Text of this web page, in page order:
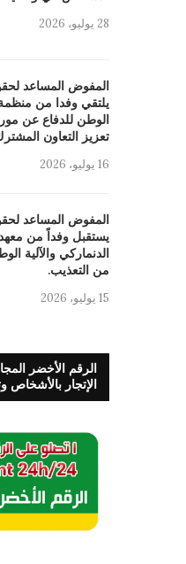
28 يوليو، 2026
المفوض المساعد
يلتقي وفدا من
الوطن للدفاع عن
تعزيز التعاون
16 يوليو، 2026
المفوض المساعد
الدنماركي والآلية
من التعذيب.
15 يوليو، 2026
الإتجار بالأشخاص